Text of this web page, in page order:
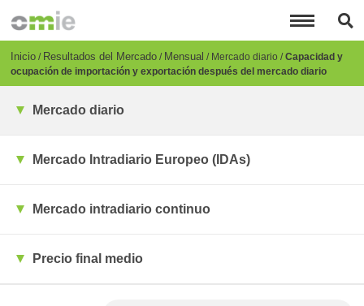
principal
Breadcrumb
Inicio Resultados del Mercado Mensual Mercado diario Capacidad y
ocupación de importación y exportación después del mercado diario
Mercado diario
Mercado Intradiario Europeo (IDAs)
Mercado intradiario continuo
Precio final medio